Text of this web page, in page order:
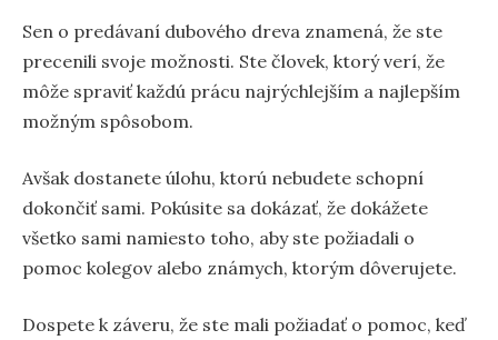
Sen o predávaní dubového dreva znamená, že ste
precenili svoje možnosti. Ste človek, ktorý verí, že
môže spraviť každú prácu najrýchlejším a najlepším
možným spôsobom.
Avšak dostanete úlohu, ktorú nebudete schopní
dokončiť sami. Pokúsite sa dokázať, že dokážete
všetko sami namiesto toho, aby ste požiadali o
pomoc kolegov alebo známych, ktorým dôverujete.
Dospete k záveru, že ste mali požiadať o pomoc, keď